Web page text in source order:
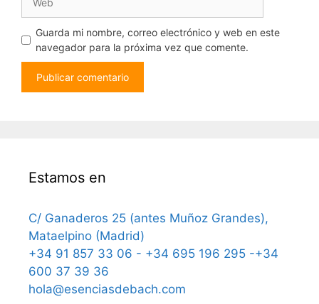
Guarda mi nombre, correo electrónico y web en este
navegador para la próxima vez que comente.
Estamos en
C/ Ganaderos 25 (antes Muñoz Grandes),
Mataelpino (Madrid)
+34 91 857 33 06 - +34 695 196 295 -+34
600 37 39 36
hola@esenciasdebach.com